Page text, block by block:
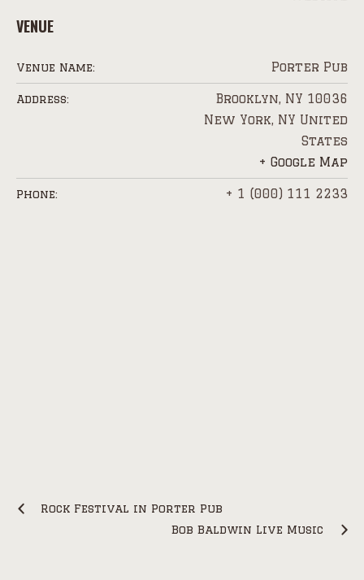
VENUE
Venue Name: Porter Pub
Address:
Brooklyn, NY 10036
New York, NY United
States
+ Google Map
Phone: + 1 (000) 111 2233
Rock Festival in Porter Pub
Bob Baldwin Live Music